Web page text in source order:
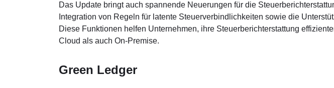
Das Update bringt auch spannende Neuerungen für die
Integration von Regeln für latente Steuerverbindlichkeiten sowie die
Diese Funktionen helfen Unternehmen, ihre Steuerberichterstattung
Cloud als auch On-Premise.
Green Ledger